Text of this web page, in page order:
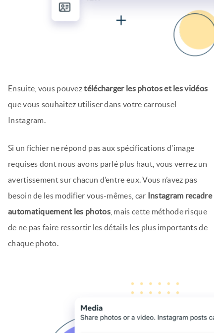
Ensuite, vous pouveztélécharger les photos et les vidéos
que vous souhaitez utiliser dans votre carrousel
Instagram.
Si un fichier ne répond pas aux spécifications d’image
requises dont nous avons parlé plus haut, vous verrez un
avertissement sur chacun d’entre eux. Vous n’avez pas
besoin de les modifier vous-mêmes, car Instagram recadre
automatiquement les photos, mais cette méthode risque
de ne pas faire ressortir les détails les plus importants de
chaque photo.